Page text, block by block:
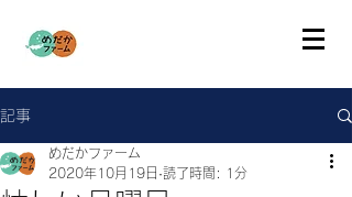
記事
めだかファーム
2020年10月19日 読了時間: 1分